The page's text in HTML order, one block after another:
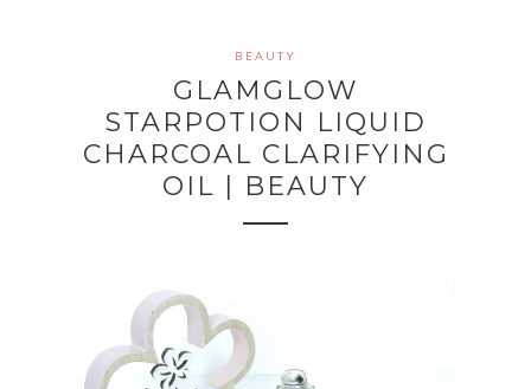
BEAUTY
GLAMGLOW
STARPOTION LIQUID
CHARCOAL CLARIFYING
OIL | BEAUTY